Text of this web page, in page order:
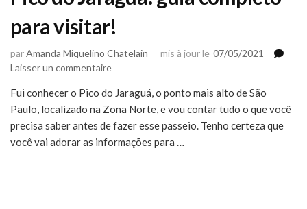
para visitar!
parAmanda Miquelino Chatelain mis à jour le 07/05/2021
Laisser un commentairesur
do
Jaraguá:
guia
completo
Fui conhecer o Pico do Jaraguá, o ponto mais alto de São
Paulo, localizado na Zona Norte, e vou contar tudo o que você
precisa saber antes de fazer esse passeio. Tenho certeza que
você vai adorar as informações para …